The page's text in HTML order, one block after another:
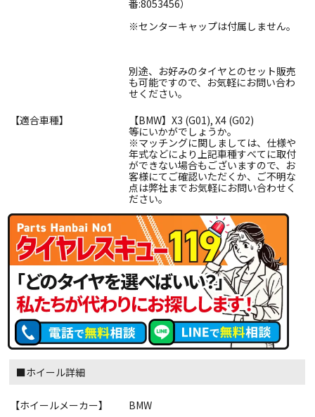
番:8053456）
※センターキャップは付属しません。
別途、お好みのタイヤとのセット販売
も可能ですので、お気軽にお問い合わ
せください。
【適合車種】
【BMW】X3 (G01), X4 (G02)
等にいかがでしょうか。
※マッチングに関しましては、仕様や
年式などにより上記車種すべてに取付
ができない場合もございますので、お
客様にてご確認いただくか、ご不明な
点は弊社までお気軽にお問い合わせく
ださい。
■ホイール詳細
【ホイールメーカー】
BMW